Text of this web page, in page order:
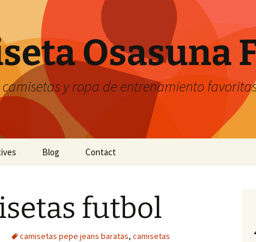
Osasuna
y ropa de entrenamiento
Blog Contact
futbol
camisetas pepe jeans baratas, camisetas